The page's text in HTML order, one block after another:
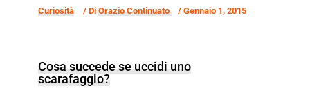
Curiosità / Di Orazio Continuato / Gennaio 1, 2015
Cosa succede se uccidi uno
scarafaggio?